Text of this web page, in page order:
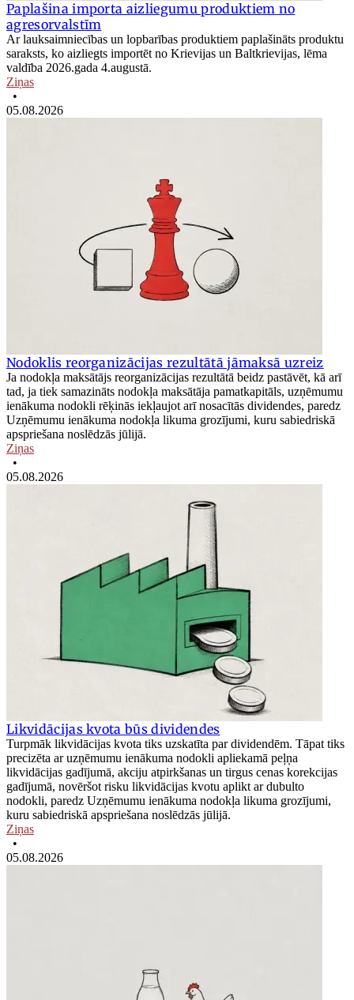
Paplašina importa aizliegumu produktiem no
agresorvalstīm
Ar lauksaimniecības un lopbarības produktiem paplašināts produktu
saraksts, ko aizliegts importēt no Krievijas un Baltkrievijas, lēma
valdība 2026.gada 4.augustā.
Ziņas
•
05.08.2026
Nodoklis reorganizācijas rezultātā jāmaksā uzreiz
Ja nodokļa maksātājs reorganizācijas rezultātā beidz pastāvēt, kā arī
tad, ja tiek samazināts nodokļa maksātāja pamatkapitāls, uzņēmumu
ienākuma nodokli rēķinās iekļaujot arī nosacītās dividendes, paredz
Uzņēmumu ienākuma nodokļa likuma grozījumi, kuru sabiedriskā
apspriešana noslēdzās jūlijā.
Ziņas
•
05.08.2026
Likvidācijas kvota būs dividendes
Turpmāk likvidācijas kvota tiks uzskatīta par dividendēm. Tāpat tiks
precizēta ar uzņēmumu ienākuma nodokli apliekamā peļņa
likvidācijas gadījumā, akciju atpirkšanas un tirgus cenas korekcijas
gadījumā, novēršot risku likvidācijas kvotu aplikt ar dubulto
nodokli, paredz Uzņēmumu ienākuma nodokļa likuma grozījumi,
kuru sabiedriskā apspriešana noslēdzās jūlijā.
Ziņas
•
05.08.2026